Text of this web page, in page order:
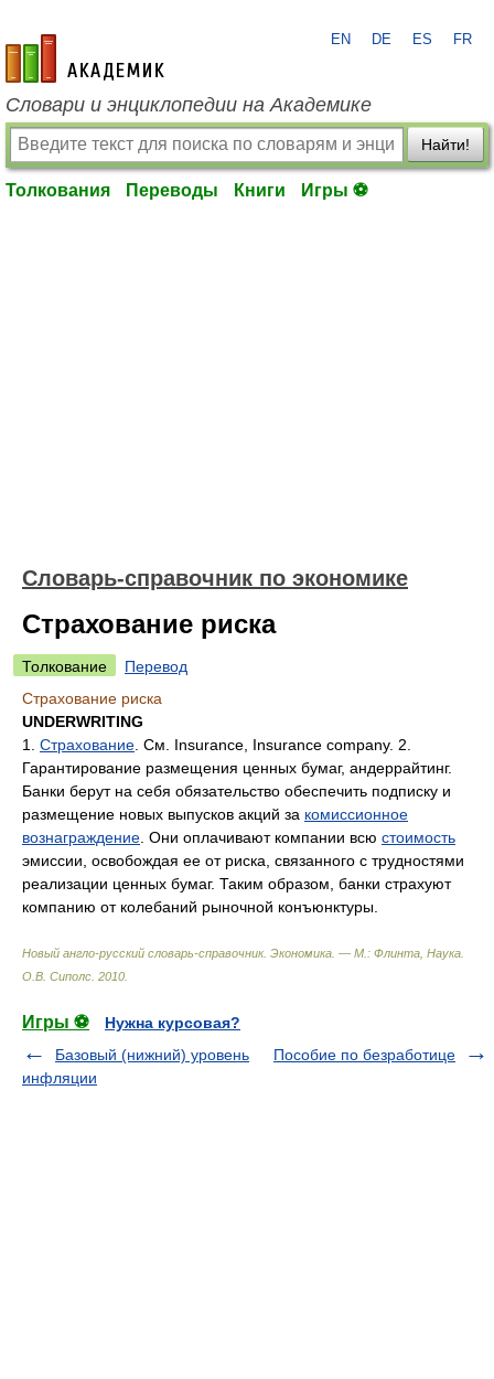
academic.ru
EN DE ES FR
Словари и энциклопедии на Академике
Найти!
Толкования Переводы Книги Игры ⚽
Словарь-справочник по экономике
Страхование риска
Толкование
Перевод
Страхование риска
UNDERWRITING
1. Страхование . См. Insurance, Insurance company. 2.
Гарантирование размещения ценных бумаг, андеррайтинг.
Банки берут на себя обязательство обеспечить подписку и
размещение новых выпусков акций за комиссионное
вознаграждение . Они оплачивают компании всю стоимость
эмиссии, освобождая ее от риска, связанного с трудностями
реализации ценных бумаг. Таким образом, банки страхуют
компанию от колебаний рыночной конъюнктуры.
Новый англо-русский словарь-справочник. Экономика. — М.: Флинта, Наукa
О.В. Сиполс 2010
Игры ⚽
Нужна курсовая?
Базовый (нижний) уровень
инфляции
Пособие по безработице